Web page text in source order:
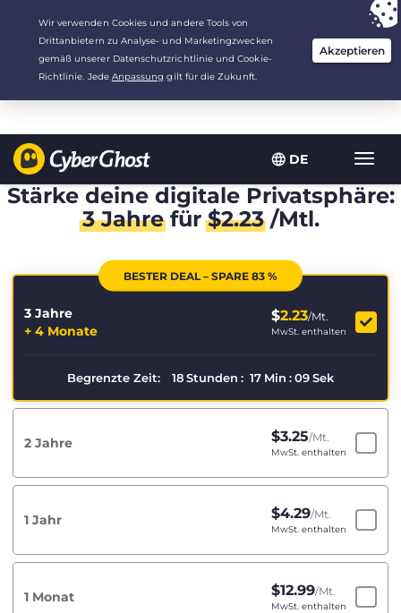
DE
Deine Wahl:Der beste Dealfür 3.3333333333333 Jahre zu $
/Monat
Stärke deine digitale Privatsphäre:
3 Jahrefür$2.23/Mtl.
BESTER DEAL – SPARE 83 %
3 Jahre
+ 4 Monate
$2.23/Mt.
MwSt. enthalten
Begrenzte Zeit: 18Stunden : 17 Min :09Sek
2 Jahre $3.25/Mt.
MwSt. enthalten
1 Jahr $4.29/Mt.
MwSt. enthalten
1 Monat $12.99/Mt.
MwSt. enthalten